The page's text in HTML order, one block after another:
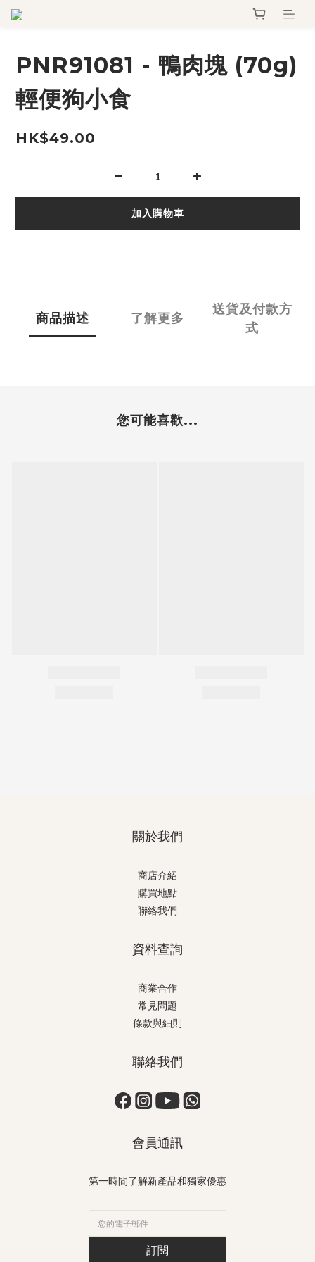
PNR91081 - 鴨肉塊 (70g)
輕便狗小食
HK$49.00
加入購物車
商品描述 了解更多
送貨及付款方
式
您可能喜歡...
關於我們
商店介紹
購買地點
聯絡我們
資料查詢
商業合作
常見問題
條款與細則
聯絡我們
會員通訊
第一時間了解新產品和獨家優惠
訂閱